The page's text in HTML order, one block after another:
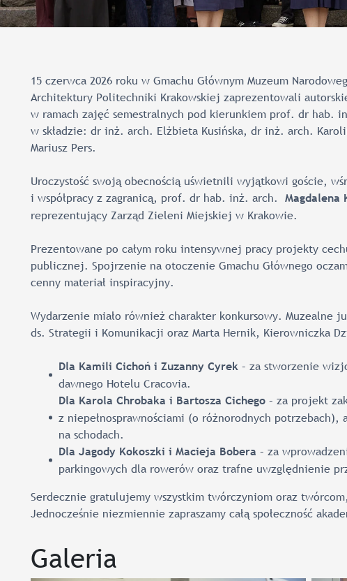
15 czerwca 2026 roku w Gmachu Głównym Muzeum
Architektury Politechniki Krakowskiej zaprezentowali
w ramach zajęć semestralnych pod kierunkiem prof. dr hab.
w składzie: dr inż. arch. Elżbieta Kusińska, dr inż. arch.
Mariusz Pers.
Uroczystość swoją obecnością uświetnili wyjątkowi goście,
i współpracy z zagranicą, prof. dr hab. inż. arch. Magdalena
reprezentujący Zarząd Zieleni Miejskiej w Krakowie.
Prezentowane po całym roku intensywnej pracy projekty
publicznej. Spojrzenie na otoczenie Gmachu Głównego
cenny materiał inspiracyjny.
Wydarzenie miało również charakter konkursowy. Muzealne
ds. Strategii i Komunikacji oraz Marta Hernik, Kierowniczka
Dla Kamili Cichoń i Zuzanny Cyrek – za stworzenie
dawnego Hotelu Cracovia.
Dla Karola Chrobaka i Bartosza Cichego – za projekt
z niepełnosprawnościami (o różnorodnych
na schodach.
Dla Jagody Kokoszki i Macieja Bobera – za
parkingowych dla rowerów oraz trafne uwzględnienie
Serdecznie gratulujemy wszystkim twórczyniom oraz
Jednocześnie niezmiennie zapraszamy całą społeczność
Galeria